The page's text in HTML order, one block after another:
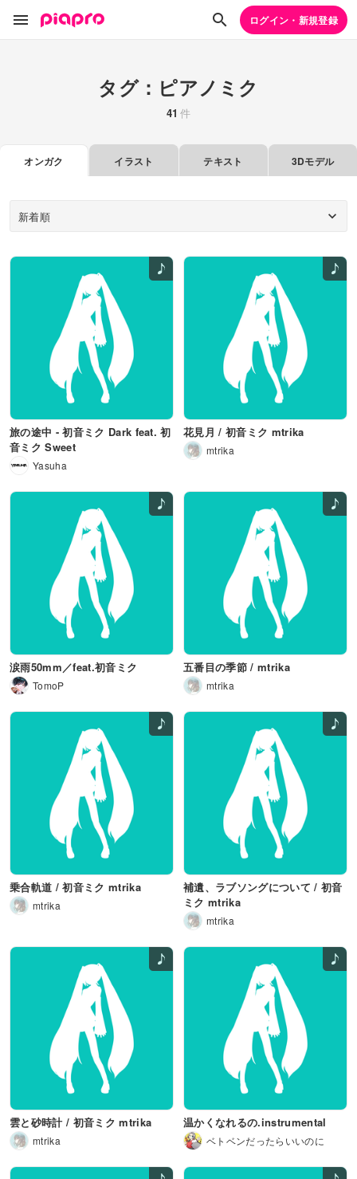
ログイン・新規登録
タグ：ピアノミク
41 件
オンガク イラスト テキスト 3Dモデル
新着順
旅の途中 - 初音ミク Dark feat. 初
音ミク Sweet
Yasuha
花見月 / 初音ミク mtrika
mtrika
涙雨50mm／feat.初音ミク
TomoP
五番目の季節 / mtrika
mtrika
乗合軌道 / 初音ミク mtrika
mtrika
補遺、ラブソングについて / 初音
ミク mtrika
mtrika
雲と砂時計 / 初音ミク mtrika
mtrika
温かくなれるの.instrumental
ベトベンだったらいいのに